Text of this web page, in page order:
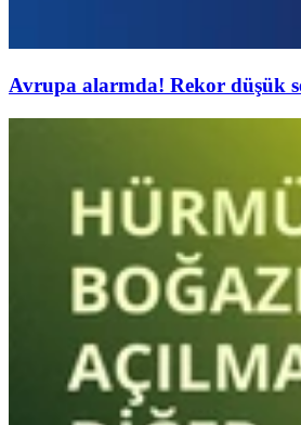
Avrupa alarmda! Rekor düşük